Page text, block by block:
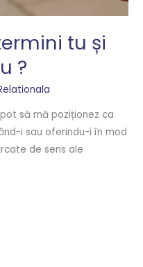
tu și
?
să mă poziționez ca
i sau oferindu-i în mod
de sens ale